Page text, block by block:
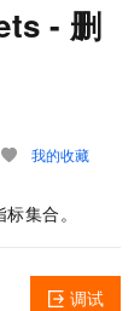
- 删
我的收藏
集合。
调试